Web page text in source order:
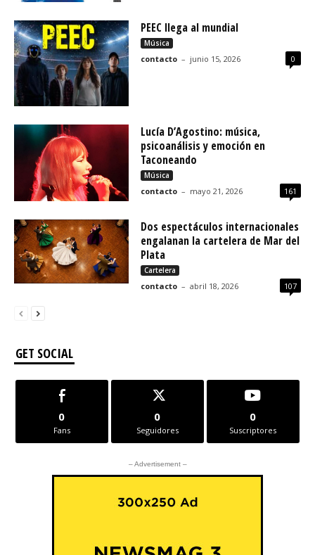
PEEC llega al mundial
Música
contacto – junio 15, 2026 0
Lucía D’Agostino: música,
psicoanálisis y emoción en
Taconeando
Música
contacto – mayo 21, 2026 161
Dos espectáculos internacionales
engalanan la cartelera de Mar del
Plata
Cartelera
contacto – abril 18, 2026 107
GET SOCIAL
0
Fans
0
Seguidores
0
Suscriptores
– Advertisement –